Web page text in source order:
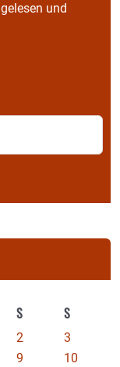
gelesen und
S S
2
3
9
10